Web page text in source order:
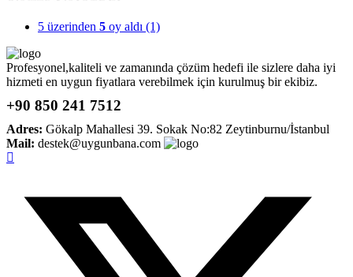
5 üzerinden 5 oy aldı (1)
Profesyonel,kaliteli ve zamanında çözüm hedefi ile sizlere daha iyi
hizmeti en uygun fiyatlara verebilmek için kurulmuş bir ekibiz.
+90 850 241 7512
Adres: Gökalp Mahallesi 39. Sokak No:82 Zeytinburnu/İstanbul
Mail: destek@uygunbana.com